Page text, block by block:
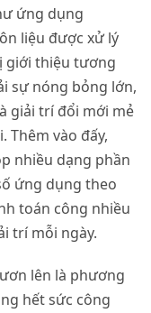
ứng dụng
liệu được xử lý
giới thiệu tương
sự nóng bỏng lớn,
giải trí đổi mới mẻ
Thêm vào đấy,
nhiều dạng phần
ứng dụng theo
toán công nhiều
trí mỗi ngày.
lên là phương
hết sức công